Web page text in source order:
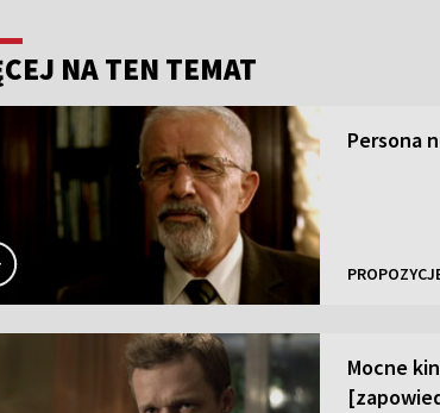
NA TEN TEMAT
Persona
Mocne